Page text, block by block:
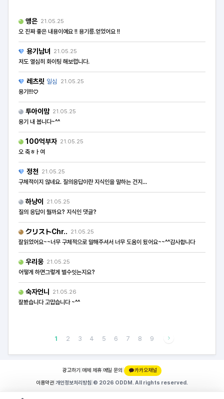
앵은 21.05.25
오 진짜 좋은 내용이예요 !! 용기릉.얻었어요 !!
용기남녀
21.05.25
저도 열심히 화이팅 해보렵니다.
레츠릿 일심
21.05.25
용기!!!♡
투아이맘 21.05.25
용기 내 봅니다~^^
100억부자 21.05.25
오 축ㅎㅏ여
정천 21.05.25
구체적이지 않네요. 질의응답이란 지식인을 말하는 건지...
하냥이
21.05.25
질의 응답이 뭘까요? 지식인 댓글?
クリストChr.. 21.05.25
잘읽었어요~~너무 구체적으로 말해주셔서 너무 도움이 됬어요~~^^감사합니다
우리웅 21.05.25
어떻게 하면그렇게 벌수잇는지요?
숙자언니
21.05.26
잘봤습니다 고맙습니다 ~^^
1 2 3 4 5 6 7 8 9
광고하기 매체 제휴 메일 문의 |
카카오채널
이용약관 개인정보처리방침 © 2026 ODDM. All rights reserved.